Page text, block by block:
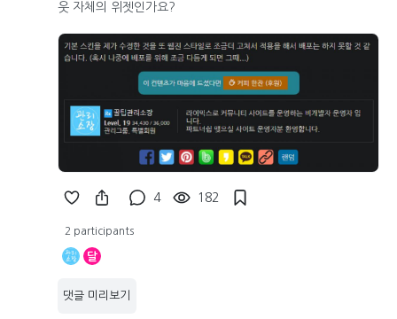
웃 자체의 위젯인가요?
4 182
2 participants
달
댓글 미리보기